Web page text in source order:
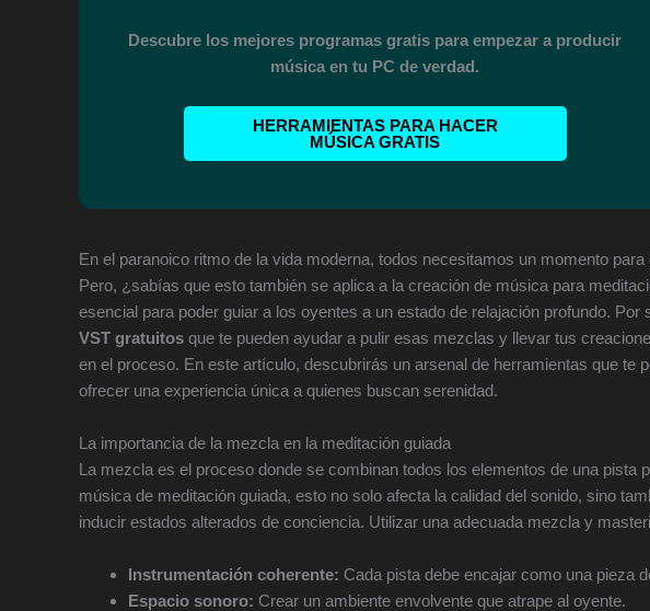
Descubre los mejores programas gratis para empezar a producir
música en tu PC de verdad.
HERRAMIENTAS PARA HACER
MÚSICA GRATIS
En el paranoico ritmo de la vida moderna, todos necesitamos un momento
Pero, ¿sabías que esto también se aplica a la creación de música para
esencial para poder guiar a los oyentes a un estado de relajación profundo. Por
VST gratuitos que te pueden ayudar a pulir esas mezclas y llevar tus
en el proceso. En este artículo, descubrirás un arsenal de herramientas que te
ofrecer una experiencia única a quienes buscan serenidad.
La importancia de la mezcla en la meditación guiada
La mezcla es el proceso donde se combinan todos los elementos de una pista
música de meditación guiada, esto no solo afecta la calidad del sonido, sino
inducir estados alterados de conciencia. Utilizar una adecuada mezcla y
Instrumentación coherente: Cada pista debe encajar como una pieza
Espacio sonoro: Crear un ambiente envolvente que atrape al oyente.